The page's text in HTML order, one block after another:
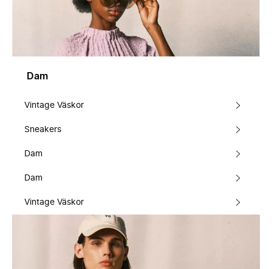
Dam
Vintage Väskor
Sneakers
Dam
Dam
Vintage Väskor